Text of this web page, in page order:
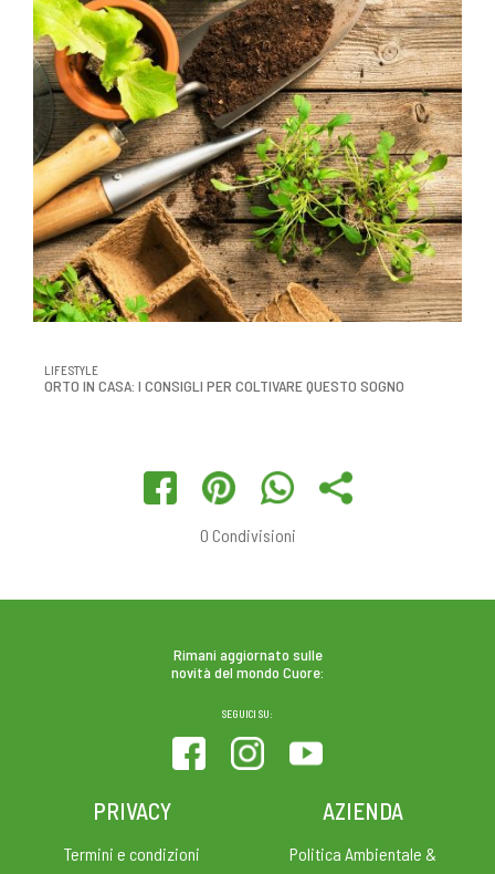
LIFESTYLE
ORTO IN CASA: I CONSIGLI PER COLTIVARE QUESTO SOGNO
0 Condivisioni
Rimani aggiornato sulle
novità del mondo Cuore:
SEGUICI SU:
PRIVACY
Termini e condizioni
AZIENDA
Politica Ambientale &